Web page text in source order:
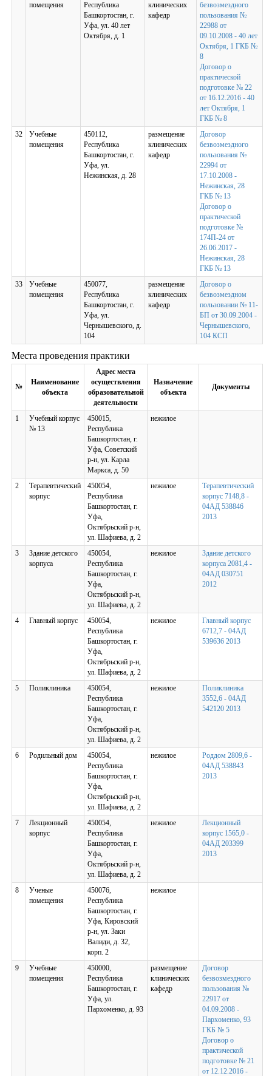
помещения
Республика
Башкортостан, г.
Уфа, ул. 40 лет
Октября, д. 1
клинических
кафедр
безвозмездного
пользования №
22988 от
09.10.2008 - 40 лет
Октября, 1 ГКБ №
8
Договор о
практической
подготовке № 22
от 16.12.2016 - 40
лет Октября, 1
ГКБ № 8
32
Учебные
помещения
450112,
Республика
Башкортостан, г.
Уфа, ул.
Нежинская, д. 28
размещение
клинических
кафедр
Договор
безвозмездного
пользования №
22994 от
17.10.2008 -
Нежинская, 28
ГКБ № 13
Договор о
практической
подготовке №
174П-24 от
26.06.2017 -
Нежинская, 28
ГКБ № 13
33
Учебные
помещения
450077,
Республика
Башкортостан, г.
Уфа, ул.
Чернышевского, д.
104
размещение
клинических
кафедр
Договор о
безвозмездном
пользовании № 11-
БП от 30.09.2004 -
Чернышевского,
104 КСП
Места проведения практики
№
Наименование
объекта
Адрес места
осуществления
образовательной
деятельности
Назначение
объекта
Документы
1
Учебный корпус
№ 13
450015,
Республика
Башкортостан, г.
Уфа, Советский
р-н, ул. Карла
Маркса, д. 50
нежилое
2
Терапевтический
корпус
450054,
Республика
Башкортостан, г.
Уфа,
Октябрьский р-н,
ул. Шафиева, д. 2
нежилое
Терапевтический
корпус 7148,8 -
04АД 538846
2013
3
Здание детского
корпуса
450054,
Республика
Башкортостан, г.
Уфа,
Октябрьский р-н,
ул. Шафиева, д. 2
нежилое
Здание детского
корпуса 2081,4 -
04АД 030751
2012
4 Главный корпус
450054,
Республика
Башкортостан, г.
Уфа,
Октябрьский р-н,
ул. Шафиева, д. 2
нежилое
Главный корпус
6712,7 - 04АД
539636 2013
5 Поликлиника
450054,
Республика
Башкортостан, г.
Уфа,
Октябрьский р-н,
ул. Шафиева, д. 2
нежилое
Поликлиника
3552,6 - 04АД
542120 2013
6 Родильный дом
450054,
Республика
Башкортостан, г.
Уфа,
Октябрьский р-н,
ул. Шафиева, д. 2
нежилое
Роддом 2809,6 -
04АД 538843
2013
7
Лекционный
корпус
450054,
Республика
Башкортостан, г.
Уфа,
Октябрьский р-н,
ул. Шафиева, д. 2
нежилое
Лекционный
корпус 1565,0 -
04АД 203399
2013
8
Ученые
помещения
450076,
Республика
Башкортостан, г.
Уфа, Кировский
р-н, ул. Заки
Валиди, д. 32,
корп. 2
нежилое
9
Учебные
помещения
450000,
Республика
Башкортостан, г.
Уфа, ул.
Пархоменко, д. 93
размещение
клинических
кафедр
Договор
безвозмездного
пользования №
22917 от
04.09.2008 -
Пархоменко, 93
ГКБ № 5
Договор о
практической
подготовке № 21
от 12.12.2016 -